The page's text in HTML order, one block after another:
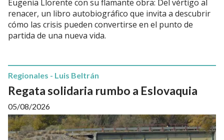
Eugenia Llorente con su flamante obra: Del vértigo al
renacer, un libro autobiográfico que invita a descubrir
cómo las crisis pueden convertirse en el punto de
partida de una nueva vida.
Regata solidaria rumbo a Eslovaquia
Regionales - Luis Beltrán
05/08/2026